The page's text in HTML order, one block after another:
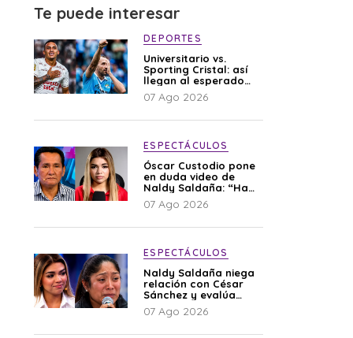
Te puede interesar
DEPORTES
Universitario vs.
Sporting Cristal: así
llegan al esperado
duelo
07 Ago 2026
ESPECTÁCULOS
Óscar Custodio pone
en duda video de
Naldy Saldaña: “Hay
cosas que de repente
se han editado”
07 Ago 2026
ESPECTÁCULOS
Naldy Saldaña niega
relación con César
Sánchez y evalúa
denunciar a su
esposa: “Es una
07 Ago 2026